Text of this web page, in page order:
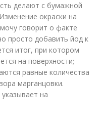
делают с бумажной
окраски на
говорит о факте
просто добавить йод к
итог, при котором
на поверхности;
равные количества
марганцовки.
на